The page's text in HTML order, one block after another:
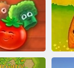
Günü